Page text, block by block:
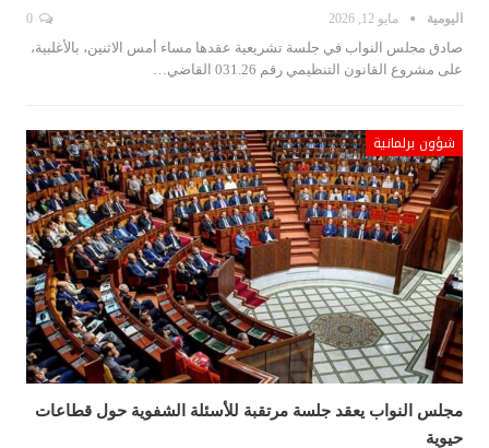
اليومية مايو 12, 2026
صادق مجلس النواب في جلسة تشريعية عقدها مساء أمس الاثنين، بالأغلبية،
على مشروع القانون التنظيمي رقم 031.26 القاضي…
شؤون برلمانية
مجلس النواب يعقد جلسة مرتقبة للأسئلة الشفوية حول قطاعات
حيوية